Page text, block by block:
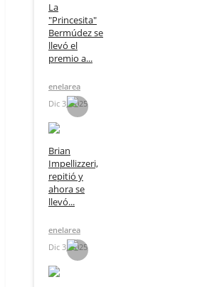
La
"Princesita"
Bermúdez se
llevó el
premio a...
enelarea
Dic 3, 2025
Brian
Impellizzeri,
repitió y
ahora se
llevó...
enelarea
Dic 3, 2025